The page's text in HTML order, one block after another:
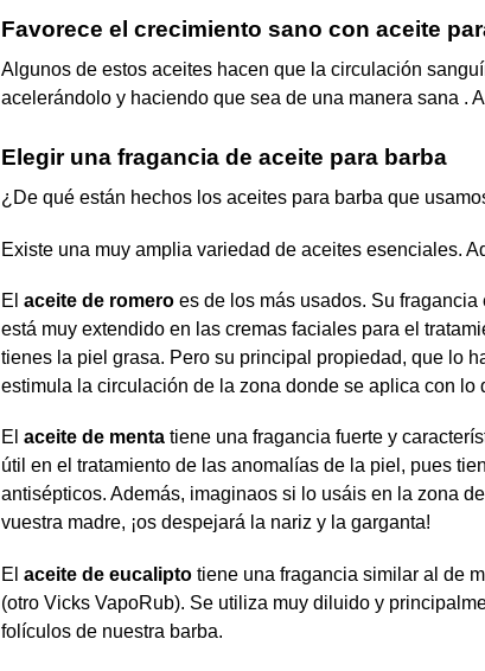
Favorece el crecimiento sano con aceite
Algunos de estos aceites hacen que la circulación
acelerándolo y haciendo que sea de una manera sana .
Elegir una fragancia de aceite para barba
¿De qué están hechos los aceites para barba que
Existe una muy amplia variedad de aceites esenciales.
El aceite de romero es de los más usados. Su
está muy extendido en las cremas faciales para el
tienes la piel grasa. Pero su principal propiedad, que lo
estimula la circulación de la zona donde se aplica con
El aceite de mentatiene una fragancia fuerte y
útil en el tratamiento de las anomalías de la piel, pues
antisépticos. Además, imaginaos si lo usáis en la zona
vuestra madre, ¡os despejará la nariz y la garganta!
El aceite de eucalipto tiene una fragancia similar al de
(otro Vicks VapoRub). Se utiliza muy diluido y
folículos de nuestra barba.